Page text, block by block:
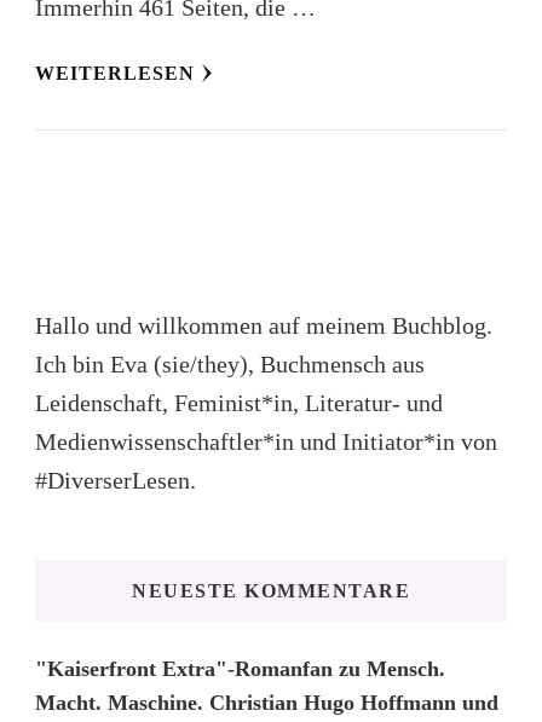
Immerhin 461 Seiten, die …
WEITERLESEN
Hallo und willkommen auf meinem Buchblog.
Ich bin Eva (sie/they), Buchmensch aus
Leidenschaft, Feminist*in, Literatur- und
Medienwissenschaftler*in und Initiator*in von
#DiverserLesen.
NEUESTE KOMMENTARE
"Kaiserfront Extra"-Romanfan zu Mensch.
Macht. Maschine. Christian Hugo Hoffmann und